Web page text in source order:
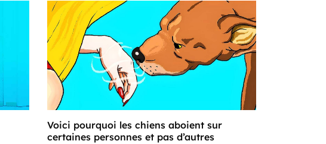
Voici pourquoi les chiens aboient sur
certaines personnes et pas d’autres